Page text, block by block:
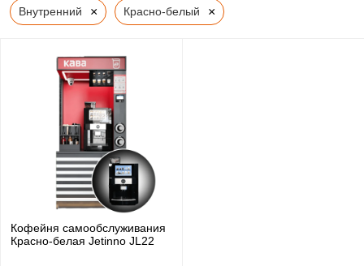
Внутренний × Красно-белый ×
Кофейня самообслуживания
Красно-белая Jetinno JL22